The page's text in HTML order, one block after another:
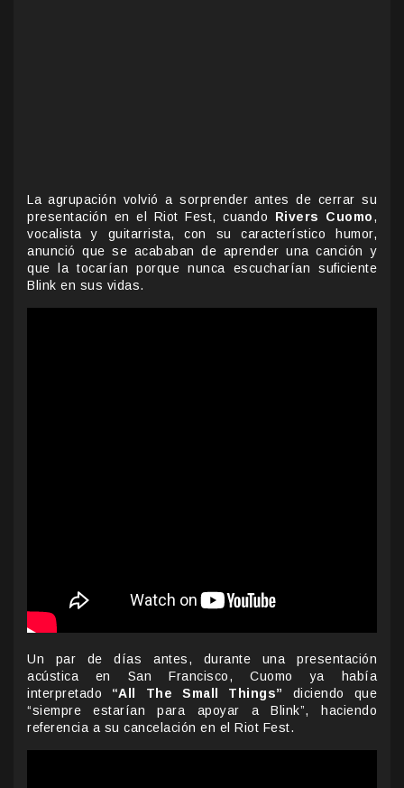
La agrupación volvió a sorprender antes de cerrar su
presentación en el Riot Fest, cuando Rivers Cuomo,
vocalista y guitarrista, con su característico humor,
anunció que se acababan de aprender una canción y
que la tocarían porque nunca escucharían suficiente
Blink en sus vidas.
Un par de días antes, durante una presentación
acústica en San Francisco, Cuomo ya había
interpretado “All The Small Things”
diciendo que
“siempre estarían para apoyar a Blink”, haciendo
referencia a su cancelación en el Riot Fest.